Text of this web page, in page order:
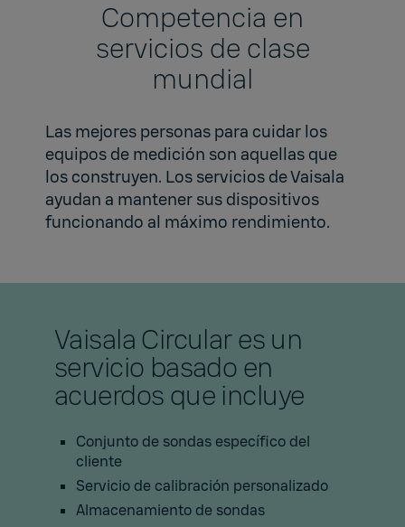
Competencia en
servicios de clase
mundial
Las mejores personas para cuidar los
equipos de medición son aquellas que
los construyen. Los servicios de Vaisala
ayudan a mantener sus dispositivos
funcionando al máximo rendimiento.
Vaisala Circular es un
servicio basado en
acuerdos que incluye
Conjunto de sondas específico del
cliente
Servicio de calibración personalizado
Almacenamiento de sondas